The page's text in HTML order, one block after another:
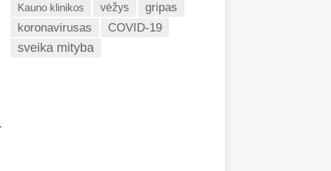
Kauno klinikos vėžys
gripas
koronavirusas
COVID-19
sveika mityba